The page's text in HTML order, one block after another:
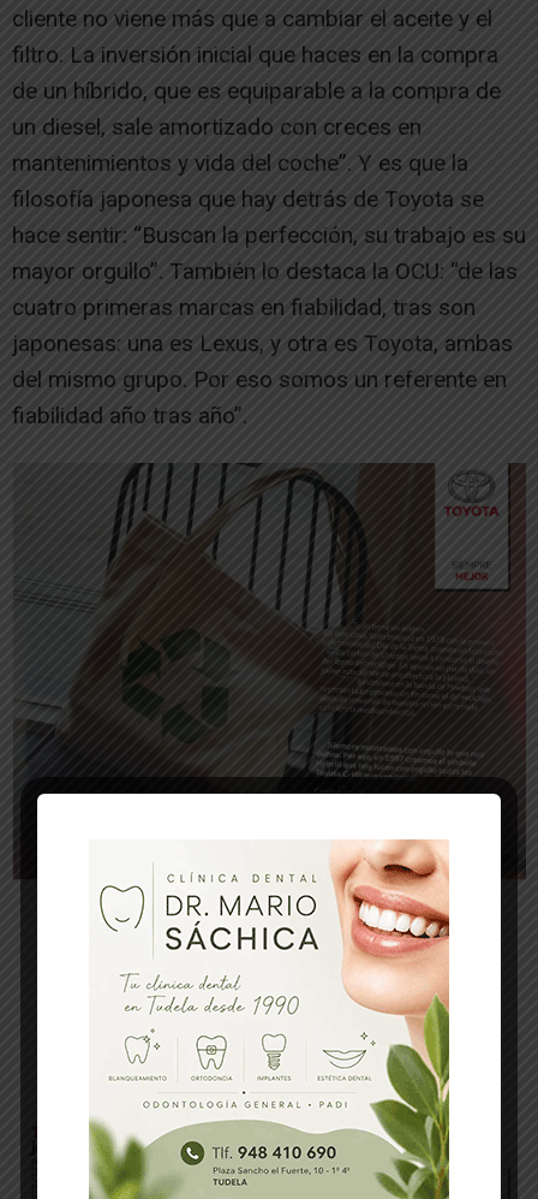
cliente no viene más que a cambiar el aceite y el
filtro. La inversión inicial que haces en la compra
de un híbrido, que es equiparable a la compra de
un diesel, sale amortizado con creces en
mantenimientos y vida del coche”. Y es que la
filosofía japonesa que hay detrás de Toyota se
hace sentir: “Buscan la perfección, su trabajo es su
mayor orgullo”. También lo destaca la OCU: “de las
cuatro primeras marcas en fiabilidad, tras son
japonesas: una es Lexus, y otra es Toyota, ambas
del mismo grupo. Por eso somos un referente en
fiabilidad año tras año”.